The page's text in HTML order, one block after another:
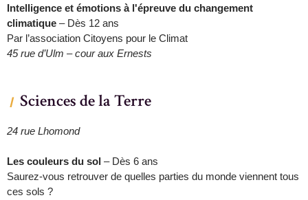
Intelligence et émotions à l'épreuve du changement
climatique – Dès 12 ans
Par l’association Citoyens pour le Climat
45 rue d’Ulm – cour aux Ernests
Sciences de la Terre
24 rue Lhomond
Les couleurs du sol – Dès 6 ans
Saurez-vous retrouver de quelles parties du monde viennent tous
ces sols ?